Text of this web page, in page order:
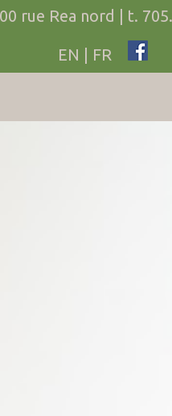
rue Rea nord | t.
EN FR